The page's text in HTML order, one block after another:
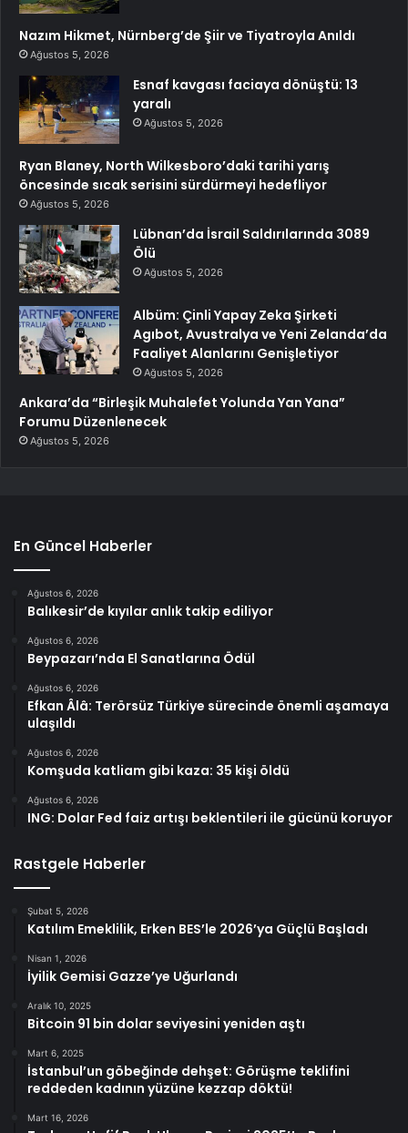
Nazım Hikmet, Nürnberg’de Şiir ve Tiyatroyla Anıldı
Ağustos 5, 2026
Esnaf kavgası faciaya dönüştü: 13
yaralı
Ağustos 5, 2026
Ryan Blaney, North Wilkesboro’daki tarihi yarış
öncesinde sıcak serisini sürdürmeyi hedefliyor
Ağustos 5, 2026
Lübnan’da İsrail Saldırılarında 3089
Ölü
Ağustos 5, 2026
Albüm: Çinli Yapay Zeka Şirketi
Agıbot, Avustralya ve Yeni Zelanda’da
Faaliyet Alanlarını Genişletiyor
Ağustos 5, 2026
Ankara’da “Birleşik Muhalefet Yolunda Yan Yana”
Forumu Düzenlenecek
Ağustos 5, 2026
En Güncel Haberler
Ağustos 6, 2026
Balıkesir’de kıyılar anlık takip ediliyor
Ağustos 6, 2026
Beypazarı’nda El Sanatlarına Ödül
Ağustos 6, 2026
Efkan Âlâ: Terörsüz Türkiye sürecinde önemli aşamaya
ulaşıldı
Ağustos 6, 2026
Komşuda katliam gibi kaza: 35 kişi öldü
Ağustos 6, 2026
ING: Dolar Fed faiz artışı beklentileri ile gücünü koruyor
Rastgele Haberler
Şubat 5, 2026
Katılım Emeklilik, Erken BES’le 2026’ya Güçlü Başladı
Nisan 1, 2026
İyilik Gemisi Gazze’ye Uğurlandı
Aralık 10, 2025
Bitcoin 91 bin dolar seviyesini yeniden aştı
Mart 6, 2025
İstanbul’un göbeğinde dehşet: Görüşme teklifini
reddeden kadının yüzüne kezzap döktü!
Mart 16, 2026